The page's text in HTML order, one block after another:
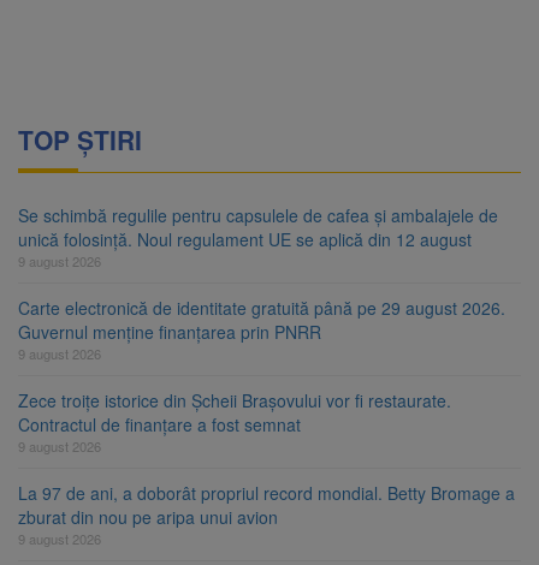
TOP ȘTIRI
Se schimbă regulile pentru capsulele de cafea și ambalajele de
unică folosință. Noul regulament UE se aplică din 12 august
9 august 2026
Carte electronică de identitate gratuită până pe 29 august 2026.
Guvernul menține finanțarea prin PNRR
9 august 2026
Zece troițe istorice din Șcheii Brașovului vor fi restaurate.
Contractul de finanțare a fost semnat
9 august 2026
La 97 de ani, a doborât propriul record mondial. Betty Bromage a
zburat din nou pe aripa unui avion
9 august 2026